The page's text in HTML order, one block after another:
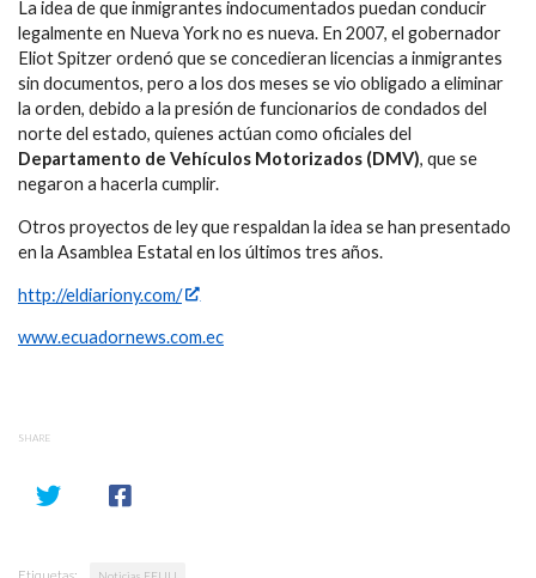
La idea de que inmigrantes indocumentados puedan conducir
legalmente en Nueva York no es nueva. En 2007, el gobernador
Eliot Spitzer ordenó que se concedieran licencias a inmigrantes
sin documentos, pero a los dos meses se vio obligado a eliminar
la orden, debido a la presión de funcionarios de condados del
norte del estado, quienes actúan como oficiales del
Departamento de Vehículos Motorizados (DMV), que se
negaron a hacerla cumplir.
Otros proyectos de ley que respaldan la idea se han presentado
en la Asamblea Estatal en los últimos tres años.
http://eldiariony.com/
www.ecuadornews.com.ec
SHARE
Etiquetas: